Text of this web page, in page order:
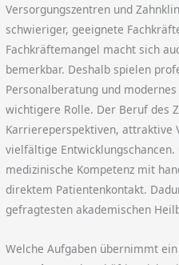
Versorgungszentren und
schwieriger, geeignete
Fachkräftemangel macht sich
bemerkbar. Deshalb spielen
Personalberatung und
wichtigere Rolle. Der Beruf des
Karriereperspektiven, attraktive
vielfältige
medizinische Kompetenz mit
direktem Patientenkontakt.
gefragtesten akademischen
Welche Aufgaben übernimmt ein